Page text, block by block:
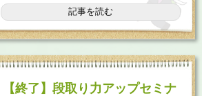
記事を読む
【終了】段取り力アップセミナ